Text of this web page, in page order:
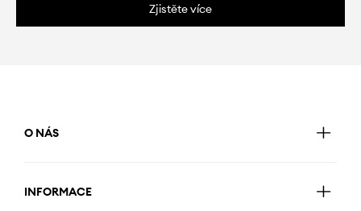
Zjistěte více
O NÁS
INFORMACE